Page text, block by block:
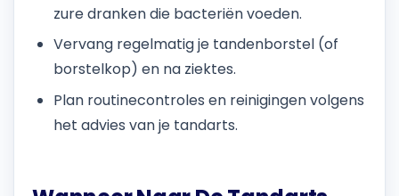
zure dranken die bacteriën voeden.
Vervang regelmatig je tandenborstel (of
borstelkop) en na ziektes.
Plan routinecontroles en reinigingen volgens
het advies van je tandarts.